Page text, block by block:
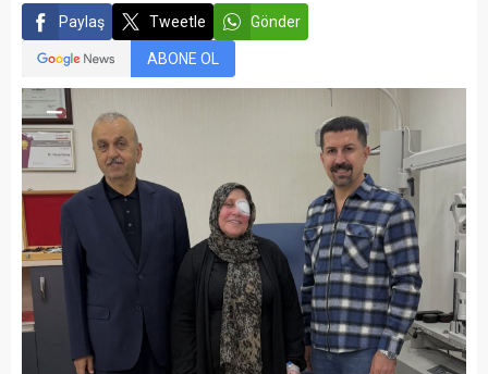
Paylaş Tweetle Gönder
ABONE OL